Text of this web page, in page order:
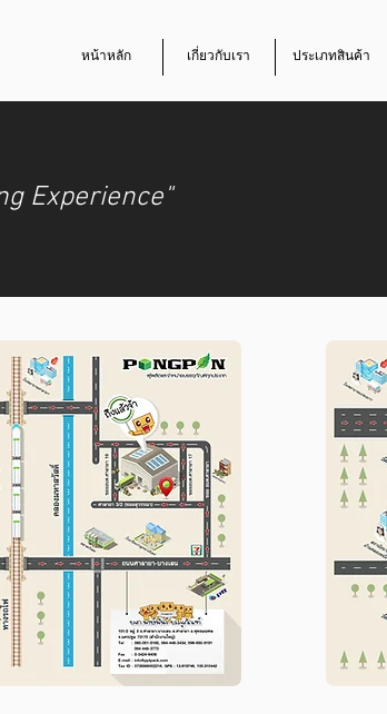
หน้าหลัก เกี่ยวกับเรา ประเภทสินค้า
Experience"